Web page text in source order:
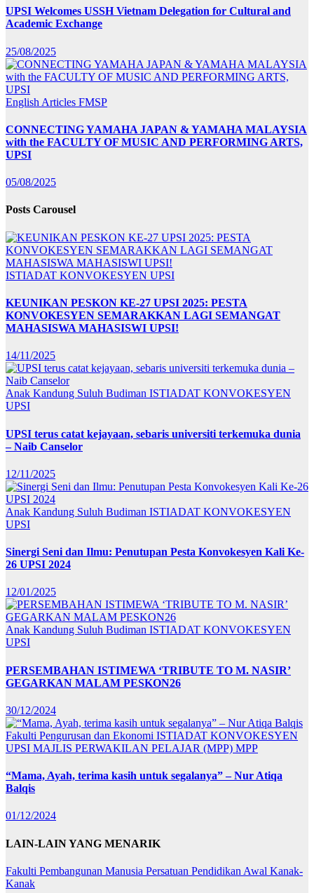
UPSI Welcomes USSH Vietnam Delegation for Cultural and
Academic Exchange
25/08/2025
English Articles FMSP
CONNECTING YAMAHA JAPAN & YAMAHA MALAYSIA
with the FACULTY OF MUSIC AND PERFORMING ARTS,
UPSI
05/08/2025
Posts Carousel
ISTIADAT KONVOKESYEN UPSI
KEUNIKAN PESKON KE-27 UPSI 2025: PESTA
KONVOKESYEN SEMARAKKAN LAGI SEMANGAT
MAHASISWA MAHASISWI UPSI!
14/11/2025
Anak Kandung Suluh Budiman ISTIADAT KONVOKESYEN
UPSI
UPSI terus catat kejayaan, sebaris universiti terkemuka dunia
– Naib Canselor
12/11/2025
Anak Kandung Suluh Budiman ISTIADAT KONVOKESYEN
UPSI
Sinergi Seni dan Ilmu: Penutupan Pesta Konvokesyen Kali Ke-
26 UPSI 2024
12/01/2025
Anak Kandung Suluh Budiman ISTIADAT KONVOKESYEN
UPSI
PERSEMBAHAN ISTIMEWA ‘TRIBUTE TO M. NASIR’
GEGARKAN MALAM PESKON26
30/12/2024
Fakulti Pengurusan dan Ekonomi ISTIADAT KONVOKESYEN
UPSI MAJLIS PERWAKILAN PELAJAR (MPP) MPP
“Mama, Ayah, terima kasih untuk segalanya” – Nur Atiqa
Balqis
01/12/2024
LAIN-LAIN YANG MENARIK
Fakulti Pembangunan Manusia Persatuan Pendidikan Awal Kanak-
Kanak